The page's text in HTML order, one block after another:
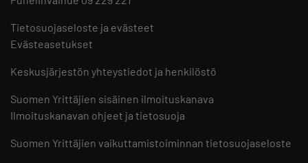
Tietosuojaseloste ja evästeet
Evästeasetukset
Keskusjärjestön yhteystiedot ja henkilöstö
Suomen Yrittäjien sisäinen ilmoituskanava
Ilmoituskanavan ohjeet ja tietosuoja
Suomen Yrittäjien vaikuttamistoiminnan tietosuojaseloste